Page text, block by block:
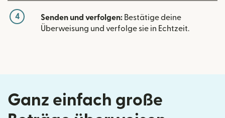
4 Senden und verfolgen: Bestätige deine
Überweisung und verfolge sie in Echtzeit.
Ganz einfach große